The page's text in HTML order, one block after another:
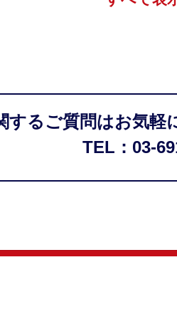
するご質問はお気軽
TEL：03-